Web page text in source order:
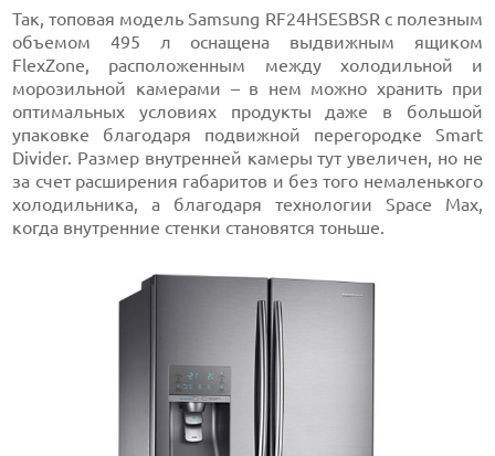
Так, топовая модель Samsung RF24HSESBSR с полезным
объемом 495 л оснащена выдвижным ящиком
FlexZone, расположенным между холодильной и
морозильной камерами – в нем можно хранить при
оптимальных условиях продукты даже в большой
упаковке благодаря подвижной перегородке Smart
Divider. Размер внутренней камеры тут увеличен, но не
за счет расширения габаритов и без того немаленького
холодильника, а благодаря технологии Space Max,
когда внутренние стенки становятся тоньше.